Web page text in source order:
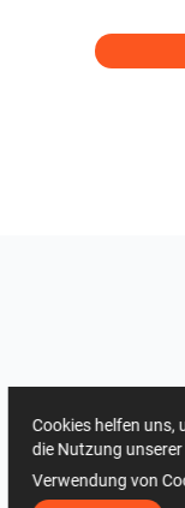
Cookies helfen uns,
die Nutzung
Verwendung von